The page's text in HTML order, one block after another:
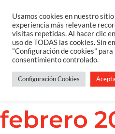
contenido
Home
Sobre Mi
Salud Integrativa
Archivos
febrero
Usamos cookies en nuestro
experiencia más relevante
visitas repetidas. Al hacer clic
uso de TODAS las cookies. Sin
"Configuración de cookies"
consentimiento controlado.
Configuración Cookies